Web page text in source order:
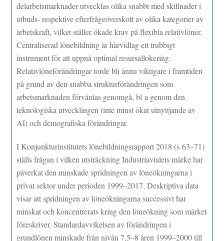
delarbetsmarknader utvecklas olika snabbt med skillnader i
utbuds- respektive efterfrågeöverskott av olika kategorier av
arbetskraft, vilket ställer ökade krav på flexibla relativlöner.
Centraliserad lönebildning är härvidlag ett trubbigt
instrument för att uppnå optimal resursallokering.
Relativlöneförändringar torde bli ännu viktigare i framtiden
på grund av den snabba strukturförändringen som
arbetsmarknaden förväntas genomgå, bl a genom den
teknologiska utvecklingen (inte minst ökat utnyttjande av
AI) och demografiska förändringar.
I Konjunkturinstitutets lönebildningsrapport 2018 (s 63–71)
ställs frågan i vilken utsträckning Industriavtalets märke har
påverkat den minskade spridningen av löneökningarna i
privat sektor under perioden 1999–2017. Deskriptiva data
visar att spridningen av löneökningarna successivt har
minskat och koncentrerats kring den löneökning som märket
föreskriver. Standardavvikelsen av förändringen i
grundlönen minskade från nivån 7,5–8 åren 1999–2000 till